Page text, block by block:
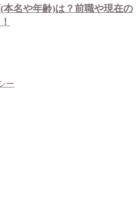
本名や年齢)は？前職や現在の
ー